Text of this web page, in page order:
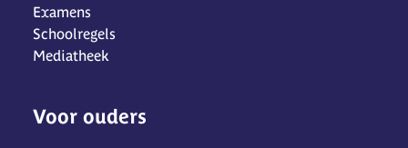
Examens
Schoolregels
Mediatheek
Voor ouders